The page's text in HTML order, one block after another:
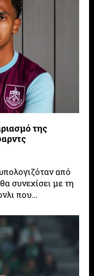
της
από
συνεχίσει με τη
που...